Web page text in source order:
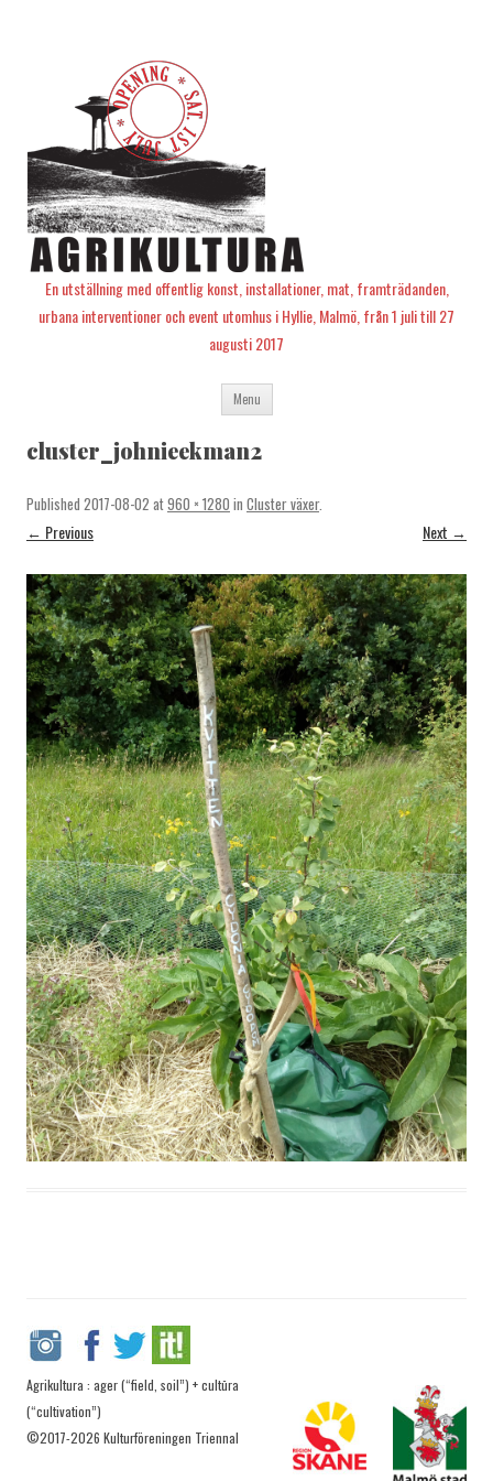
En utställning med offentlig konst, installationer, mat, framträdanden,
urbana interventioner och event utomhus i Hyllie, Malmö, från 1 juli till 27
augusti 2017
Menu Skip
content
cluster_johnieekman2
Published 2017-08-02 at960 × 1280 in Cluster växer.
← Previous Next →
Agrikultura : ager (“field, soil”) + cultūra
(“cultivation”)
©2017-2026 Kulturföreningen Triennal